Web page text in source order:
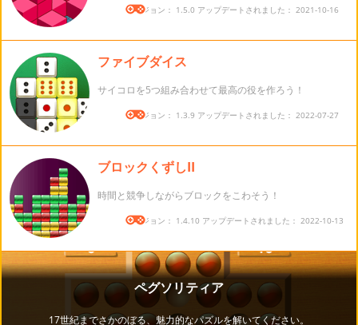
バージョン： 1.5.0 アップデートされました： 2021-10-16
ファイブダイス
サイコロを5つ組み合わせて最高の役を作ろう！
バージョン： 1.3.9 アップデートされました： 2022-07-27
ブロックくずしII
時間と競争しながらブロックをこわそう！
バージョン： 1.4.10 アップデートされました： 2022-10-13